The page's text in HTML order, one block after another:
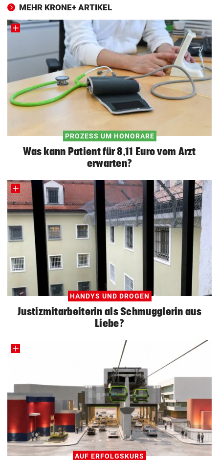
MEHR KRONE+ ARTIKEL
PROZESS UM HONORARE
Was kann Patient für 8,11 Euro vom Arzt
erwarten?
HANDYS UND DROGEN
Justizmitarbeiterin als Schmugglerin aus
Liebe?
AUF ERFOLGSKURS